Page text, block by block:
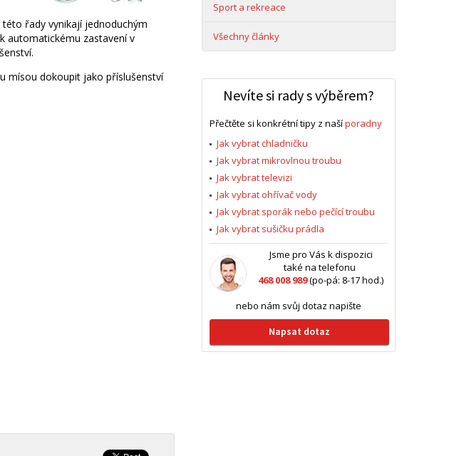
řady vynikají jednoduchým
automatickému zastavení v
mísou dokoupit jako příslušenství
Sport a rekreace
Všechny články
Nevíte si rady s výběrem?
Přečtěte si konkrétní tipy z našíporadny
Jak vybrat chladničku
Jak vybrat mikrovlnou troubu
Jak vybrat televizi
Jak vybrat ohřívač vody
Jak vybrat sporák nebo pečící troubu
Jak vybrat sušičku prádla
Jsme pro Vás k dispozici
také na telefonu
468 008 989(po-pá: 8-17 hod.)
nebo nám svůj dotaz napište
Napsat dotaz